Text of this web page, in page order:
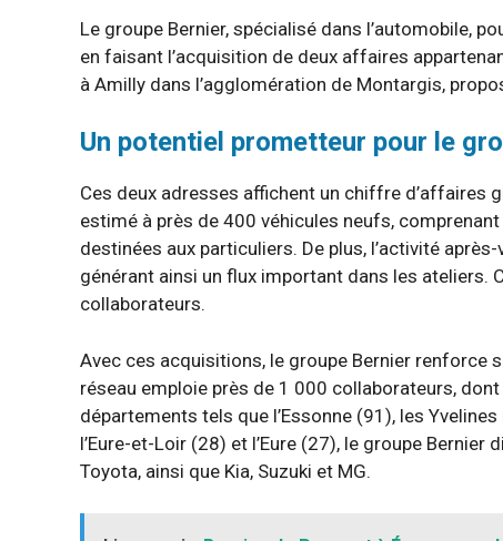
Le groupe Bernier, spécialisé dans l’automobile,
en faisant l’acquisition de deux affaires
à Amilly dans l’agglomération de Montargis,
Un potentiel prometteur pour le
Ces deux adresses affichent un chiffre d’affaires
estimé à près de 400 véhicules neufs,
destinées aux particuliers. De plus, l’activité
générant ainsi un flux important dans les
collaborateurs.
Avec ces acquisitions, le groupe Bernier renforce
réseau emploie près de 1 000 collaborateurs,
départements tels que l’Essonne (91), les
l’Eure-et-Loir (28) et l’Eure (27), le groupe
Toyota, ainsi que Kia, Suzuki et MG.